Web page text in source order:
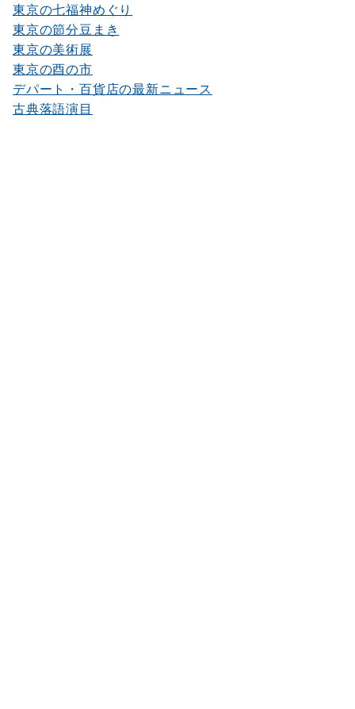
東京の七福神めぐり
東京の節分豆まき
東京の美術展
東京の酉の市
デパート・百貨店の最新ニュース
古典落語演目